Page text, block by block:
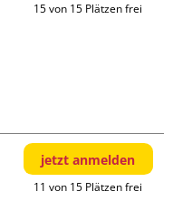
15 von 15 Plätzen frei
jetzt anmelden
11 von 15 Plätzen frei